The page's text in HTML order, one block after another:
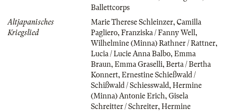
Ballettcorps
Altjapanisches
Kriegslied
Marie Therese Schleinzer, Camilla
Pagliero, Franziska / Fanny Well ,
Wilhelmine (Minna) Rathner / Rattner,
Lucia / Lucie Anna Balbo, Emma
Braun, Emma Graselli, Berta / Bertha
Konnert, Ernestine Schießwald /
Schißwald / Schiesswald, Hermine
(Minna) Antonie Erich, Gisela
Schreitter / Schreiter, Hermine